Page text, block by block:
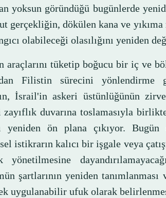
yoksun göründüğü bugünlerde
gerçekliğin, dökülen kana ve
olabileceği olasılığını yeniden
araçlarını tüketip boğucu bir iç ve
Filistin sürecini yönlendirme
İsrail'in askeri üstünlüğünün
zayıflık duvarına toslamasıyla
yeniden ön plana çıkıyor.
istikrarın kalıcı bir işgale veya
yönetilmesine
şartlarının yeniden tanımlanması
uygulanabilir ufuk olarak